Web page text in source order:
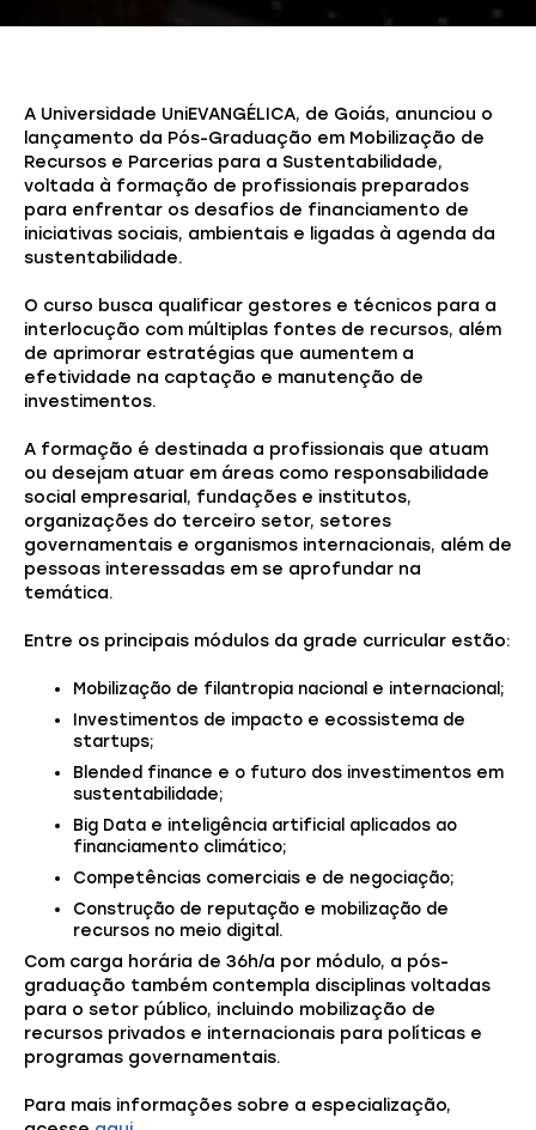
A Universidade UniEVANGÉLICA, de Goiás, anunciou o
lançamento da Pós-Graduação em Mobilização de
Recursos e Parcerias para a Sustentabilidade,
voltada à formação de profissionais preparados
para enfrentar os desafios de financiamento de
iniciativas sociais, ambientais e ligadas à agenda da
sustentabilidade.
O curso busca qualificar gestores e técnicos para a
interlocução com múltiplas fontes de recursos, além
de aprimorar estratégias que aumentem a
efetividade na captação e manutenção de
investimentos.
A formação é destinada a profissionais que atuam
ou desejam atuar em áreas como responsabilidade
social empresarial, fundações e institutos,
organizações do terceiro setor, setores
governamentais e organismos internacionais, além de
pessoas interessadas em se aprofundar na
temática.
Entre os principais módulos da grade curricular estão:
Mobilização de filantropia nacional e internacional;
Investimentos de impacto e ecossistema de
startups;
Blended finance e o futuro dos investimentos em
sustentabilidade;
Big Data e inteligência artificial aplicados ao
financiamento climático;
Competências comerciais e de negociação;
Construção de reputação e mobilização de
recursos no meio digital.
Com carga horária de 36h/a por módulo, a pós-
graduação também contempla disciplinas voltadas
para o setor público, incluindo mobilização de
recursos privados e internacionais para políticas e
programas governamentais.
Para mais informações sobre a especialização,